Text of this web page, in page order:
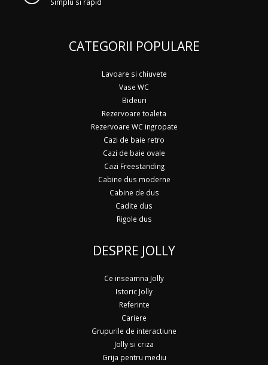
CATEGORII POPULARE
Lavoare si chiuvete
Vase WC
Bideuri
Rezervoare toaleta
Rezervoare WC ingropate
Cazi de baie retro
Cazi de baie ovale
Cazi Freestanding
Cabine dus moderne
Cabine de dus
Cadite dus
Rigole dus
DESPRE JOLLY
Ce inseamna Jolly
Istoric Jolly
Referinte
Cariere
Grupurile de interactiune
Jolly si criza
Grija pentru mediu